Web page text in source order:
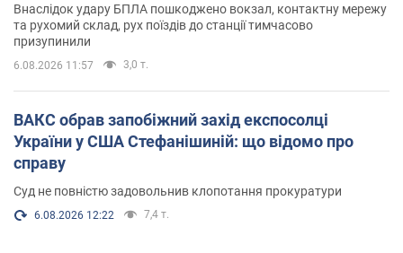
Внаслідок удару БПЛА пошкоджено вокзал, контактну мережу
та рухомий склад, рух поїздів до станції тимчасово
призупинили
6.08.2026 11:57 3,0 т.
ВАКС обрав запобіжний захід експосолці
України у США Стефанішиній: що відомо про
справу
Суд не повністю задовольнив клопотання прокуратури
6.08.2026 12:22 7,4 т.